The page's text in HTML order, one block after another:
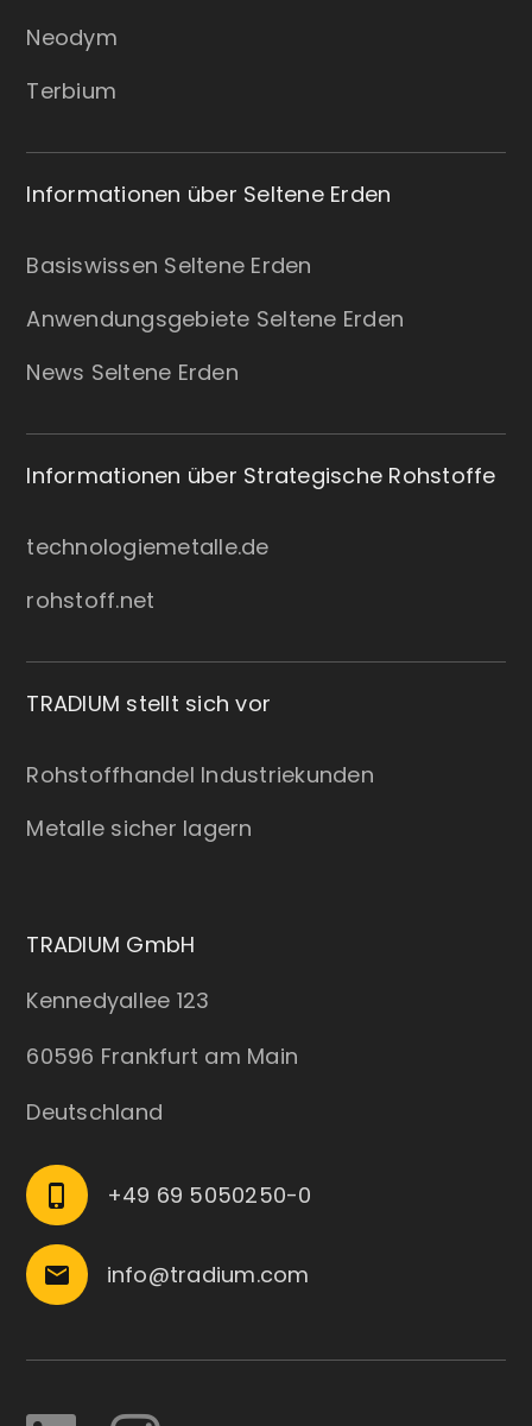
Neodym
Terbium
Informationen über Seltene Erden
Basiswissen Seltene Erden
Anwendungsgebiete Seltene Erden
News Seltene Erden
Informationen über Strategische Rohstoffe
technologiemetalle.de
rohstoff.net
TRADIUM stellt sich vor
Rohstoffhandel Industriekunden
Metalle sicher lagern
TRADIUM GmbH
Kennedyallee 123
60596 Frankfurt am Main
Deutschland
phone_iphone +49 69 5050250-0
email info@tradium.com